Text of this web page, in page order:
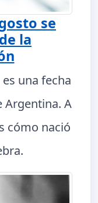
se
la
una fecha
Argentina. A
cómo nació